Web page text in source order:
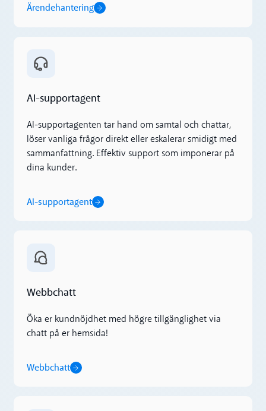
Ärendehantering
AI-supportagent
AI-supportagenten tar hand om samtal och chattar,
löser vanliga frågor direkt eller eskalerar smidigt med
sammanfattning. Effektiv support som imponerar på
dina kunder.
AI-supportagent
AI-supportagent
Webbchatt
Öka er kundnöjdhet med högre tillgänglighet via
chatt på er hemsida!
Webbchatt
Webbchatt